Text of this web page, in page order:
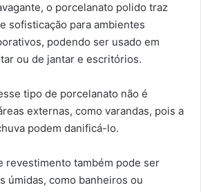
o porcelanato polido traz
sofisticação para ambientes
podendo ser usado em
ou de jantar e escritórios.
tipo de porcelanato não é
externas, como varandas, pois a
podem danificá-lo.
revestimento também pode ser
úmidas, como banheiros ou